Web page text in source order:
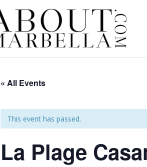
« All Events
This event has passed.
La Plage